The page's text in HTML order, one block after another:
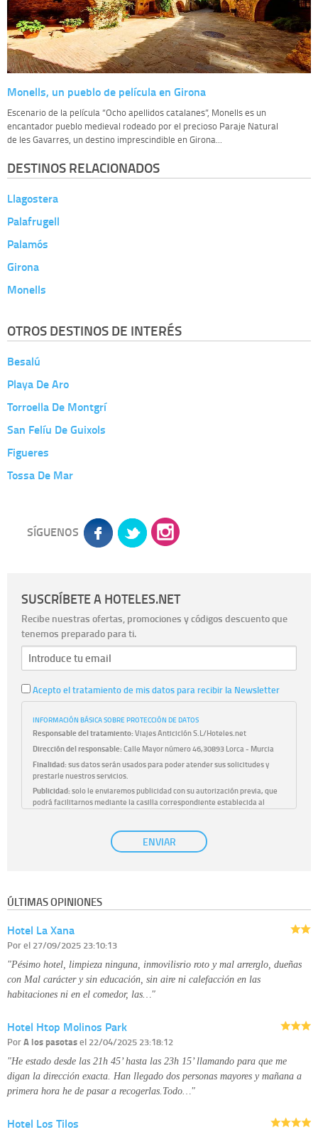
Monells, un pueblo de película en Girona
Escenario de la película “Ocho apellidos catalanes”, Monells es un
encantador pueblo medieval rodeado por el precioso Paraje Natural
de les Gavarres, un destino imprescindible en Girona...
DESTINOS RELACIONADOS
Llagostera
Palafrugell
Palamós
Girona
Monells
OTROS DESTINOS DE INTERÉS
Besalú
Playa De Aro
Torroella De Montgrí
San Felíu De Guixols
Figueres
Tossa De Mar
SÍGUENOS
SUSCRÍBETE A HOTELES.NET
Recibe nuestras ofertas, promociones y códigos descuento que
tenemos preparado para ti.
Acepto el tratamiento de mis datos para recibir la Newsletter
INFORMACIÓN BÁSICA SOBRE PROTECCIÓN DE DATOS
Responsable del tratamiento:Viajes Anticiclón S.L/Hoteles.net
Dirección del responsable:Calle Mayor número 46,30893 Lorca - Murcia
Finalidad:sus datos serán usados para poder atender sus solicitudes y
prestarle nuestros servicios.
Publicidad:solo le enviaremos publicidad con su autorización previa, que
podrá facilitarnos mediante la casilla correspondiente establecida al
únicamente trataremos sus datos con su consentimiento
previo, que podrá facilitarnos mediante la casilla correspondiente
Derechos:tiene derecho a saber qué información tenemos sobre usted,
disponible en nuestra página web.
Información complementaria:
ENVIAR
ÚLTIMAS OPINIONES
Hotel La Xana
Porel 27/09/2025 23:10:13
"Pésimo hotel, limpieza ninguna, inmovilisrio roto y mal arrerglo, dueñas
con Mal carácter y sin educación, sin aire ni calefacción en las
habitaciones ni en el comedor, las…"
Hotel Htop Molinos Park
PorA los pasotasel 22/04/2025 23:18:12
"He estado desde las 21h 45’ hasta las 23h 15’ llamando para que me
digan la dirección exacta. Han llegado dos personas mayores y mañana a
primera hora he de pasar a recogerlas.Todo…"
Hotel Los Tilos